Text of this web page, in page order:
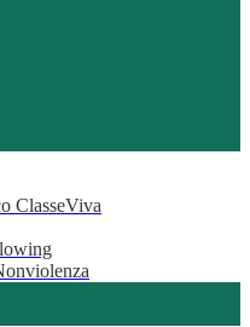
ClasseViva